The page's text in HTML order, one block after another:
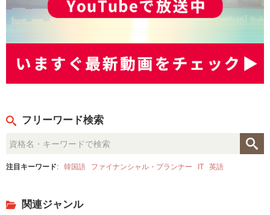
フリーワード検索
注目キーワード: 韓国語 ファイナンシャル・プランナー IT 英語
関連ジャンル